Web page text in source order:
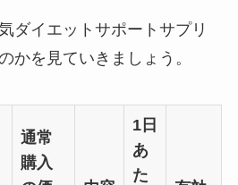
ダイエットサポートサプリ
かを見ていきましょう。
通常
購入
1日
あ
た